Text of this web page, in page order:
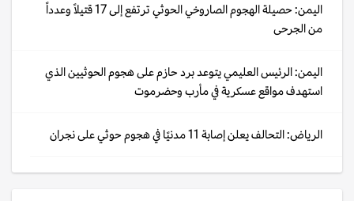
اليمن: حصيلة الهجوم الصاروخي الحوثي ترتفع إلى 17 قتيلاً وعدداً
من الجرحى
اليمن: الرئيس العليمي يتوعد برد حازم على هجوم الحوثيين الذي
استهدف مواقع عسكرية في مأرب وحضرموت
الرياض: التحالف يعلن إصابة 11 مدنيًا في هجوم حوثي على نجران